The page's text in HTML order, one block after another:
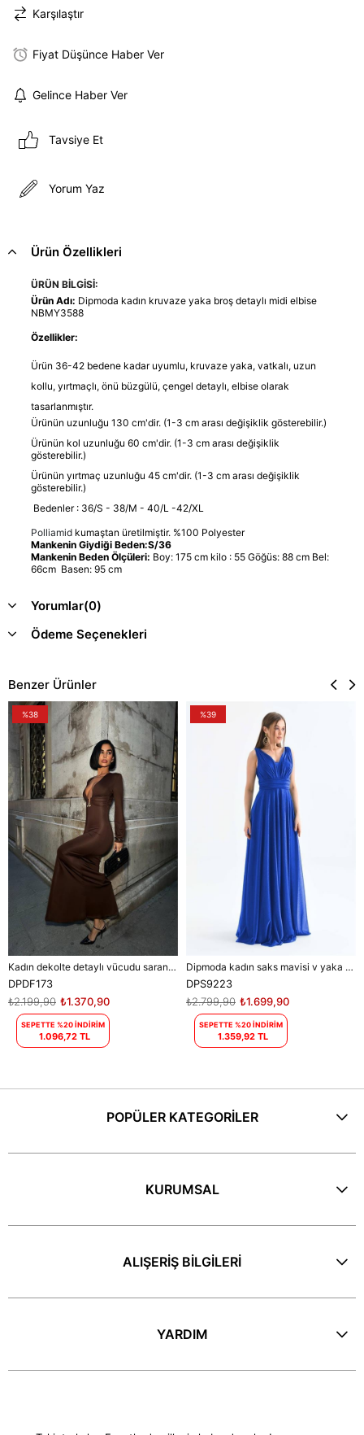
Karşılaştır
Fiyat Düşünce Haber Ver
Gelince Haber Ver
Tavsiye Et
Yorum Yaz
Ürün Özellikleri
ÜRÜN BİLGİSİ:
Ürün Adı: Dipmoda kadın kruvaze yaka broş detaylı midi elbise
NBMY3588
Özellikler:
Ürün 36-42 bedene kadar uyumlu, kruvaze yaka, vatkalı, uzun
kollu, yırtmaçlı, önü büzgülü, çengel detaylı, elbise olarak
tasarlanmıştır.
Ürünün uzunluğu 130 cm'dir. (1-3 cm arası değişiklik gösterebilir.)
Ürünün kol uzunluğu 60 cm'dir. (1-3 cm arası değişiklik
gösterebilir.)
Ürünün yırtmaç uzunluğu 45 cm'dir. (1-3 cm arası değişiklik
gösterebilir.)
Bedenler : 36/S - 38/M - 40/L -42/XL
Polliamid kumaştan üretilmiştir. %100 Polyester
Mankenin Giydiği Beden:S/36
Mankenin Beden Ölçüleri: Boy: 175 cm kilo : 55 Göğüs: 88 cm Bel:
66cm Basen: 95 cm
Yorumlar(0)
Ödeme Seçenekleri
Benzer Ürünler
Kadın dekolte detaylı vücudu saran maxi elbise DPDF173
DPDF173
₺1.370,90
₺2.199,90
SEPETTE %20 İNDİRİM
1.096,72 TL
%38
Dipmoda kadın saks mavisi v yaka simli tül abiye elbise DPS9223
DPS9223
₺1.699,90
₺2.799,90
SEPETTE %20 İNDİRİM
1.359,92 TL
%39
POPÜLER KATEGORİLER
KURUMSAL
ALIŞERİŞ BİLGİLERİ
YARDIM